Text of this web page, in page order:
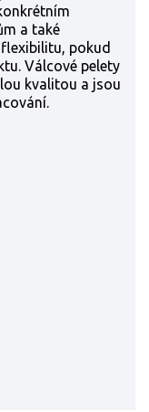
a také
pokud
Válcové pelety
kvalitou a jsou